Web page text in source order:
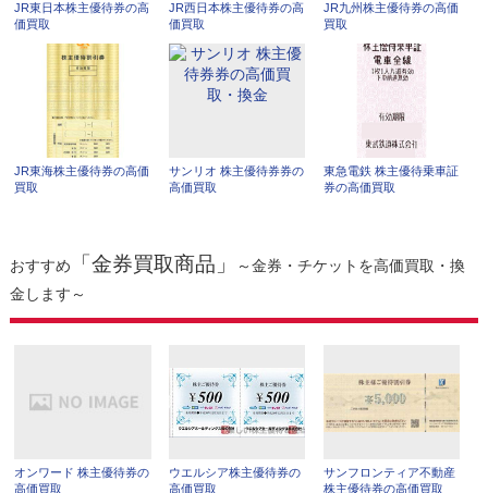
JR東日本株主優待券の高
価買取
JR西日本株主優待券の高
価買取
JR九州株主優待券の高価
買取
JR東海株主優待券の高価
買取
サンリオ 株主優待券券の
高価買取
東急電鉄 株主優待乗車証
券の高価買取
おすすめ 「金券買取商品」
～金券・チケットを高価買取・換
金します～
オンワード 株主優待券の
高価買取
ウエルシア株主優待券の
高価買取
サンフロンティア不動産
株主優待券の高価買取